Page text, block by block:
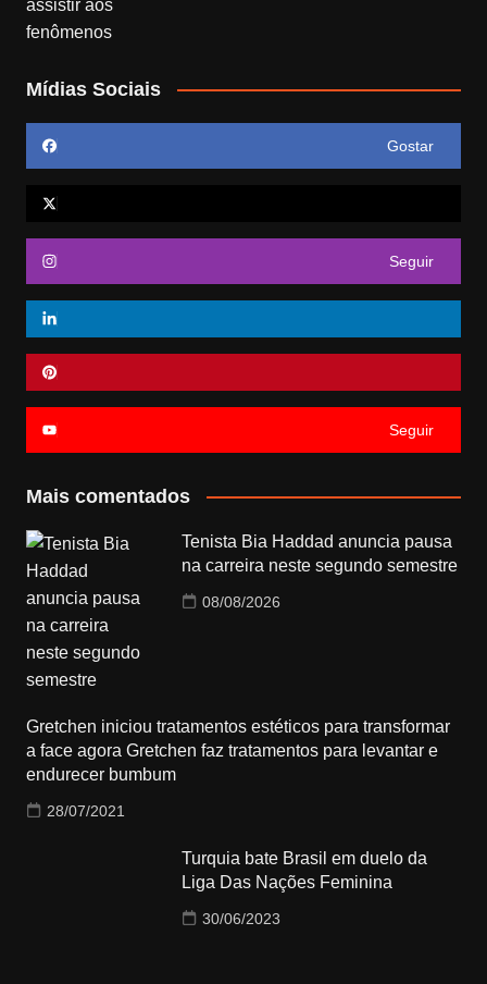
Mídias Sociais
Gostar
Seguir
Seguir
Mais comentados
Tenista Bia Haddad anuncia pausa
na carreira neste segundo semestre
08/08/2026
Gretchen iniciou tratamentos estéticos para transformar
a face agora Gretchen faz tratamentos para levantar e
endurecer bumbum
28/07/2021
Turquia bate Brasil em duelo da
Liga Das Nações Feminina
30/06/2023